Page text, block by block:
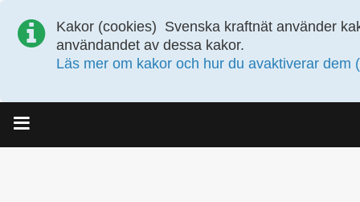
Kakor (cookies) Svenska kraftnät använder
användandet av dessa kakor.
Läs mer om kakor och hur du avaktiverar dem
Meny